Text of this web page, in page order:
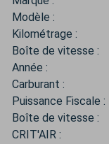
Modèle :
Kilométrage :
Boîte de vitesse :
Année :
Carburant :
Puissance Fiscale :
Boîte de vitesse :
CRIT'AIR :